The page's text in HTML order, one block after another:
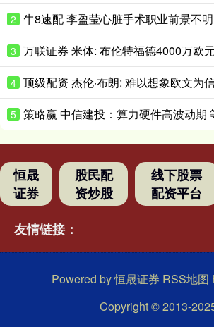
2
3
4
5 策略赢 中信建投：算力硬件高波动期
恒晟
证券
股民配
资炒股
线下股票
配资平台
友情链接：
Powered by恒晟证券 RSS地图
Copyright© 2013-